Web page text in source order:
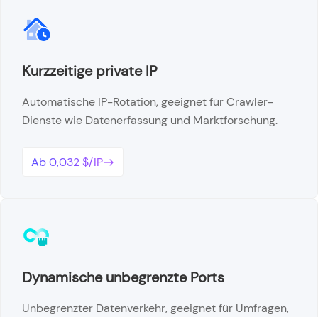
Kurzzeitige private IP
Automatische IP-Rotation, geeignet für Crawler-
Dienste wie Datenerfassung und Marktforschung.
Ab 0,032 $/IP
Dynamische unbegrenzte Ports
Unbegrenzter Datenverkehr, geeignet für Umfragen,